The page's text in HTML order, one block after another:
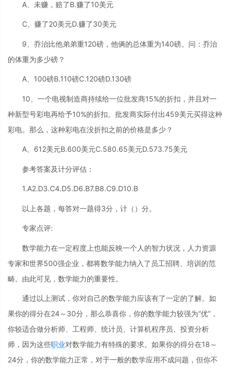
A、未赚，赔了B.赚了10美元
C、赚了20美元D.赚了30美元
9、乔治比他弟弟重120磅，他俩的总体重为140磅。问：乔治
的体重为多少磅？
A、100磅B.110磅C.120磅D.130磅
10、一个电视制造商持续给一位批发商15%的折扣，并且对一
种新型号彩电再给予10%的折扣。批发商实际付出459美元买得这种
彩电。那么，这种彩电在没折扣之前的价格是多少？
A、612美元B.600美元C.580.65美元D.573.75美元
参考答案及计分评估：
1.A2.D3.C4.D5.D6.B7.B8.C9.D10.B
以上各题，每答对一题得3分，计（）分。
专家点评:
数学能力在一定程度上也能反映一个人的智力状况，人力资源
专家和世界500强企业，都将数学能力纳入了员工招聘、培训的范
畴。由此可见，数学能力的重要性。
通过以上测试，你对自己的数学能力应该有了一定的了解。如
果你的得分在24～30分，那么恭喜你，你的数学能力较强为“优”，
你较适合做分析师、工程师、统计员、计算机程序员、投资分析
师，因为这些职业对数学能力有特殊的要求。如果你的得分在18～
24分，你的数学能力正常，对于一般的数学应用不成问题，但你不